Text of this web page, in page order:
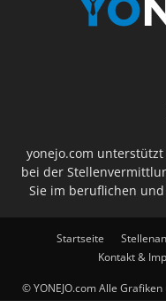
yonejo.com
bei der
Sie im beruflichen
Startseite
Kontakt &
© YONEJO.com Alle